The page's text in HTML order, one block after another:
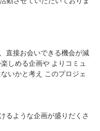
直接お会いできる機会が減
しめる企画や よりコミュ
いかと考え このプロジェ
るような企画が盛りだくさ